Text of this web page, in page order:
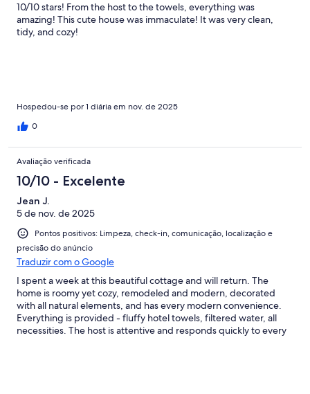
10/10 stars! From the host to the towels, everything was
amazing! This cute house was immaculate! It was very clean,
tidy, and cozy!
Hospedou-se por 1 diária em nov. de 2025
0
Avaliação verificada
10/10 - Excelente
Jean J.
5 de nov. de 2025
Pontos positivos: Limpeza, check-in, comunicação, localização e
precisão do anúncio
Traduzir com o Google
I spent a week at this beautiful cottage and will return. The
home is roomy yet cozy, remodeled and modern, decorated
with all natural elements, and has every modern convenience.
Everything is provided - fluffy hotel towels, filtered water, all
necessities. The host is attentive and responds quickly to every